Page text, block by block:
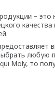
–
любую
Moly, то